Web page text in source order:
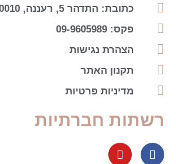
כתובת: התדהר 5, רעננה, 4330010
פקס: 09-9605989
הצהרת נגישות
תקנון האתר
מדיניות פרטיות
רשתות חברתיות